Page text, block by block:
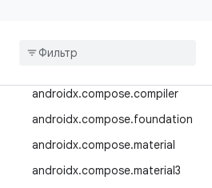
androidx.compose.compiler
androidx.compose.foundation
androidx.compose.material
androidx.compose.material3